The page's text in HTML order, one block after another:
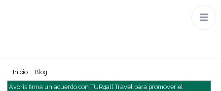
Inicio
Blog
Ávoris firma un acuerdo con TUR4all Travel para promover el